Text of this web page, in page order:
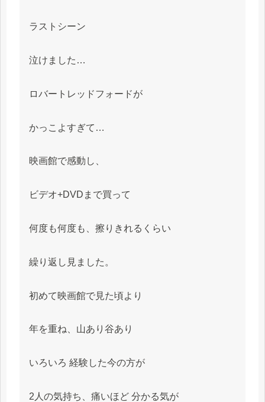
ラストシーン
泣けました…
ロバートレッドフォードが
かっこよすぎて…
映画館で感動し、
ビデオ+DVDまで買って
何度も何度も、擦りきれるくらい
繰り返し見ました。
初めて映画館で見た頃より
年を重ね、山あり谷あり
いろいろ 経験した今の方が
2人の気持ち、痛いほど 分かる気が